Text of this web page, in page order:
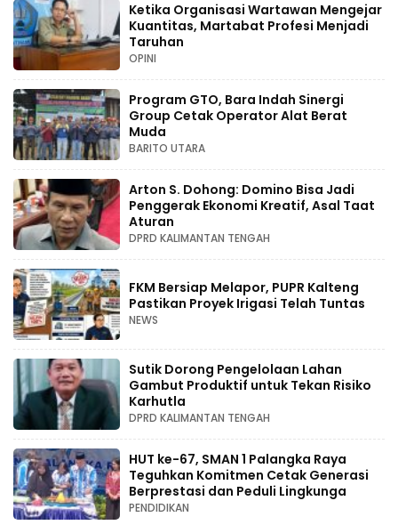
Ketika Organisasi Wartawan Mengejar
Kuantitas, Martabat Profesi Menjadi
Taruhan
OPINI
Program GTO, Bara Indah Sinergi
Group Cetak Operator Alat Berat
Muda
BARITO UTARA
Arton S. Dohong: Domino Bisa Jadi
Penggerak Ekonomi Kreatif, Asal Taat
Aturan
DPRD KALIMANTAN TENGAH
FKM Bersiap Melapor, PUPR Kalteng
Pastikan Proyek Irigasi Telah Tuntas
NEWS
Sutik Dorong Pengelolaan Lahan
Gambut Produktif untuk Tekan Risiko
Karhutla
DPRD KALIMANTAN TENGAH
HUT ke-67, SMAN 1 Palangka Raya
Teguhkan Komitmen Cetak Generasi
Berprestasi dan Peduli Lingkunga
PENDIDIKAN